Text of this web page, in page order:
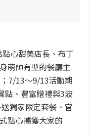
心甜美店長、布丁
萌帥有型的餐廳主
7/13～9/13活動期
點、豐富贈禮與3波
獨家限定套餐、官
點心擄獲大家的